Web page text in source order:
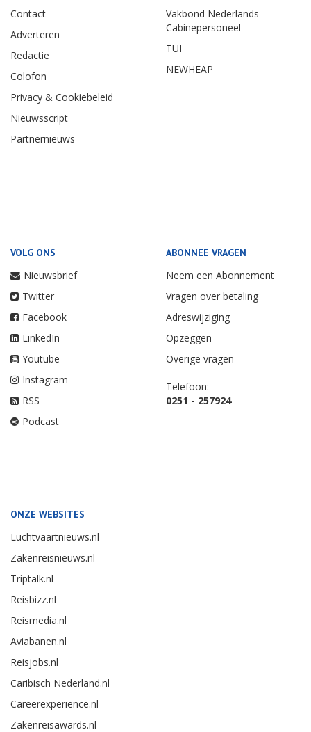
Contact
Adverteren
Redactie
Colofon
Privacy & Cookiebeleid
Nieuwsscript
Partnernieuws
Vakbond Nederlands
Cabinepersoneel
TUI
NEWHEAP
VOLG ONS
Nieuwsbrief
Twitter
Facebook
LinkedIn
Youtube
Instagram
RSS
Podcast
ABONNEE VRAGEN
Neem een Abonnement
Vragen over betaling
Adreswijziging
Opzeggen
Overige vragen
Telefoon:
0251 - 257924
ONZE WEBSITES
Luchtvaartnieuws.nl
Zakenreisnieuws.nl
Triptalk.nl
Reisbizz.nl
Reismedia.nl
Aviabanen.nl
Reisjobs.nl
Caribisch Nederland.nl
Careerexperience.nl
Zakenreisawards.nl